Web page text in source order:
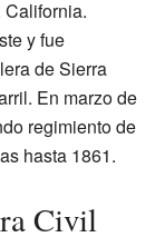
y fue
de Sierra
En marzo de
regimiento de
hasta 1861.
Civil